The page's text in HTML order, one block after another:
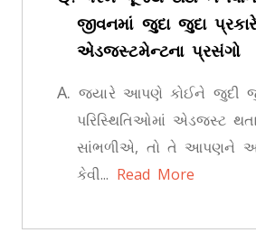
જીવનમાં જુદા જુદા
એડજસ્ટમેન્ટના પ્રસંગો
A.જ્યારે આપણે કોઈને જુદી
પરિસ્થિતિઓમાં એડજસ્ટ
સાંભળીએ, તો તે આપણને
કેવી... Read More